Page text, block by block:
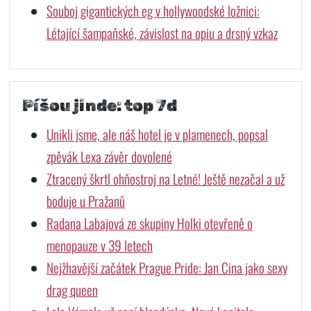
Souboj gigantických eg v hollywoodské ložnici:
Létající šampaňské, závislost na opiu a drsný vzkaz
Píšou jinde: top 7d
Unikli jsme, ale náš hotel je v plamenech, popsal
zpěvák Lexa závěr dovolené
Ztracený škrtl ohňostroj na Letné! Ještě nezačal a už
boduje u Pražanů
Radana Labajová ze skupiny Holki otevřeně o
menopauze v 39 letech
Nejžhavější začátek Prague Pride: Jan Cina jako sexy
drag queen